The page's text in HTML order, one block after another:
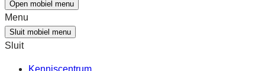
Open mobiel menu
Menu
Sluit mobiel menu
Sluit
Kenniscentrum